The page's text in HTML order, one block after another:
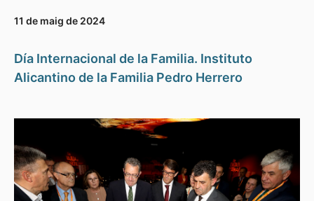
11 de maig de 2024
Día Internacional de la Familia. Instituto
Alicantino de la Familia Pedro Herrero